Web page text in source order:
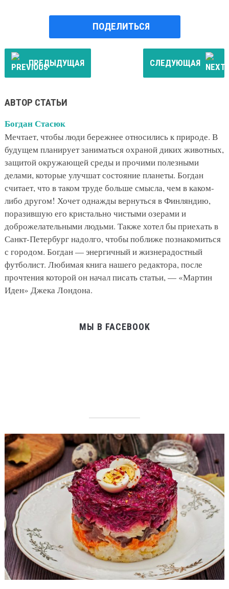
ПОДЕЛИТЬСЯ
ПРЕДЫДУЩАЯ СЛЕДУЮЩАЯ
АВТОР СТАТЬИ
Богдан Стасюк
Мечтает, чтобы люди бережнее относились к природе. В
будущем планирует заниматься охраной диких животных,
защитой окружающей среды и прочими полезными
делами, которые улучшат состояние планеты. Богдан
считает, что в таком труде больше смысла, чем в каком-
либо другом! Хочет однажды вернуться в Финляндию,
поразившую его кристально чистыми озерами и
доброжелательными людьми. Также хотел бы приехать в
Санкт-Петербург надолго, чтобы поближе познакомиться
с городом. Богдан — энергичный и жизнерадостный
футболист. Любимая книга нашего редактора, после
прочтения которой он начал писать статьи, — «Мартин
Иден» Джека Лондона.
МЫ В FACEBOOK